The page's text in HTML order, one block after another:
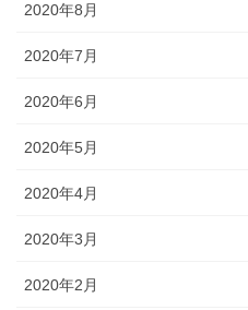
2020年8月
2020年7月
2020年6月
2020年5月
2020年4月
2020年3月
2020年2月